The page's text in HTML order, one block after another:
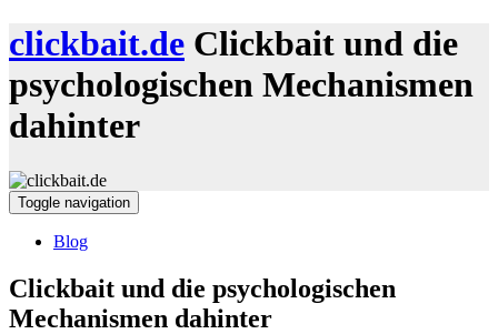
clickbait.de Clickbait und die
psychologischen Mechanismen
dahinter
Toggle navigation
Blog
Clickbait und die psychologischen
Mechanismen dahinter